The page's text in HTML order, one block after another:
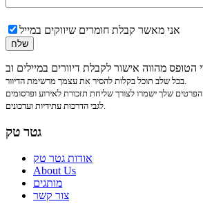
אני מאשר קבלת חומרים שיווקים במייל
הפרטים שלך ישמרו לצורך שליחת תזכורת לאירוע ופרסומים
גטר טק
אודות גטר טק
About Us
מותגים
צור קשר